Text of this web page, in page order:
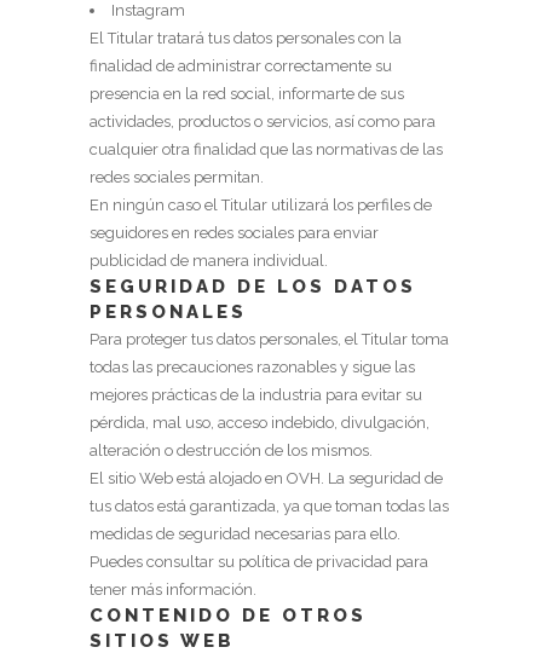
Instagram
El Titular tratará tus datos personales con la
finalidad de administrar correctamente su
presencia en la red social, informarte de sus
actividades, productos o servicios, así como para
cualquier otra finalidad que las normativas de las
redes sociales permitan.
En ningún caso el Titular utilizará los perfiles de
seguidores en redes sociales para enviar
publicidad de manera individual.
SEGURIDAD DE LOS DATOS
PERSONALES
Para proteger tus datos personales, el Titular toma
todas las precauciones razonables y sigue las
mejores prácticas de la industria para evitar su
pérdida, mal uso, acceso indebido, divulgación,
alteración o destrucción de los mismos.
El sitio Web está alojado en OVH. La seguridad de
tus datos está garantizada, ya que toman todas las
medidas de seguridad necesarias para ello.
Puedes consultar su política de privacidad para
tener más información.
CONTENIDO DE OTROS
SITIOS WEB